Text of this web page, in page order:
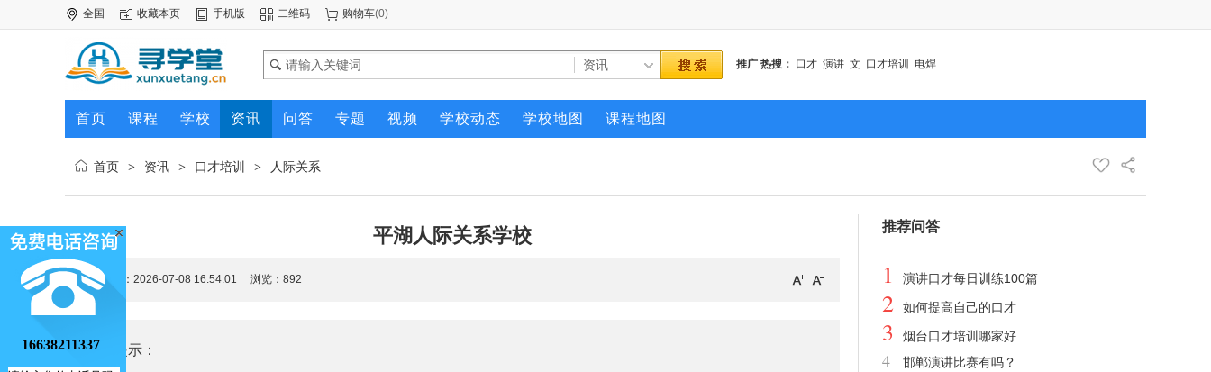
全国 收藏本页 手机版 二维码 购物车(0)
推广 热搜： 口才 演讲 文 口才培训 电焊
首页 课程 学校 资讯 问答 专题 视频 学校动态 学校地图 课程地图
首页 > 资讯 > 口才培训 > 人际关系
平湖人际关系学校
更新时间：2026-07-08 16:54:01 浏览： 892
核心提示：
推荐问答
1 演讲口才每日训练100篇
2 如何提高自己的口才
3 烟台口才培训哪家好
4 邯郸演讲比赛有吗？
16638211337